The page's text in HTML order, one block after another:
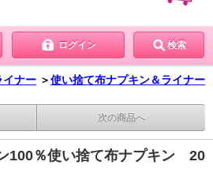
ログイン 検索
イナー ＞使い捨て布ナプキン＆ライナー
次の商品へ
100％使い捨て布ナプキン 20